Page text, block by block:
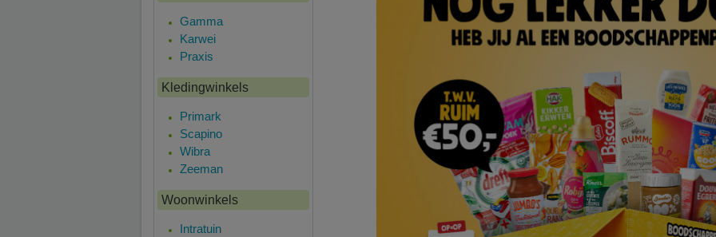
Gamma
Karwei
Praxis
Kledingwinkels
Primark
Scapino
Wibra
Zeeman
Woonwinkels
Intratuin